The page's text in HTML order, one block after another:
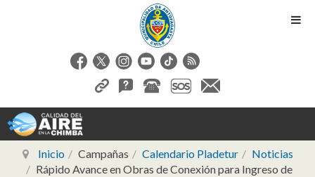
Inicio Campañas Calendario Pladetur
Noticias
Rápido Avance en Obras de Conexión para Ingreso de